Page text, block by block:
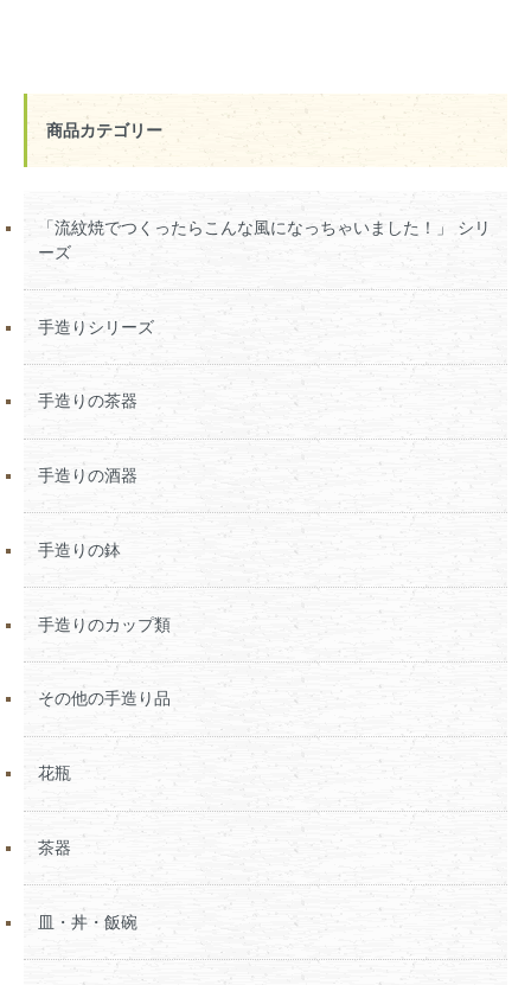
商品カテゴリー
「流紋焼でつくったらこんな風になっちゃいました！」 シリ
ーズ
手造りシリーズ
手造りの茶器
手造りの酒器
手造りの鉢
手造りのカップ類
その他の手造り品
花瓶
茶器
皿・丼・飯碗